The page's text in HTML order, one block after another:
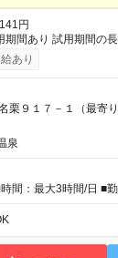
円
期間あり 試用期間の
同じです。
あり
栗９１７－１（最寄
泉
間：最大3時間/日 ■
■勤務日数／週４日